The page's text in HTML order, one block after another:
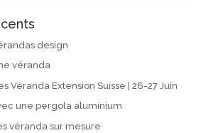
design
véranda
Véranda Extension Suisse | 26-27 Juin
une pergola aluminium
véranda sur mesure